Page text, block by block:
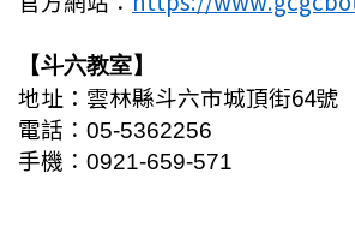
【斗六教室】
地址 ： 雲林縣斗六市城頂街64號
電話： 05-5362256
手機： 0921-659-571